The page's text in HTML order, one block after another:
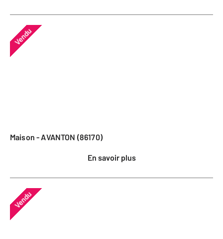
Vendu
Maison - AVANTON (86170)
En savoir plus
Vendu